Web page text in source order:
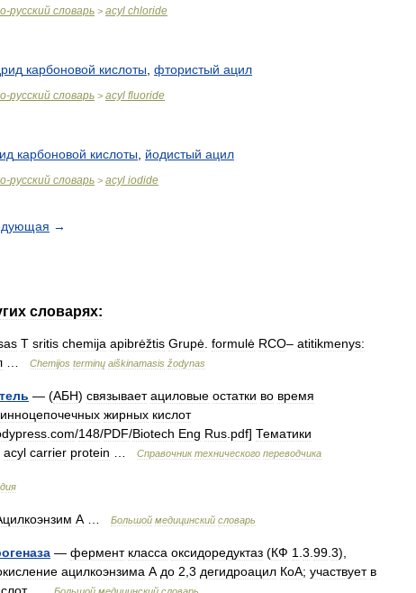
-русский словарь > acyl chloride
карбоновой кислоты фтористый ацил
-русский словарь > acyl fluoride
карбоновой кислоты йодистый ацил
-русский словарь > acyl iodide
→
словарях:
T sritis chemija apibrėžtis Grupė formulė RCO– atitikmenys:
Chemijos terminų aiškinamasis žodynas
— (АБН) связывает ациловые остатки во время
жирных кислот
com/148/PDF/Biotech Eng Rus pdf] Тематики
acyl carrier protein Справочник технического переводчика
А Большой медицинский словарь
— фермент класса оксидоредуктаз (КФ 1 3 99 3),
ацилкоэнзима А до 2 3 дегидроацил КоА; участвует в